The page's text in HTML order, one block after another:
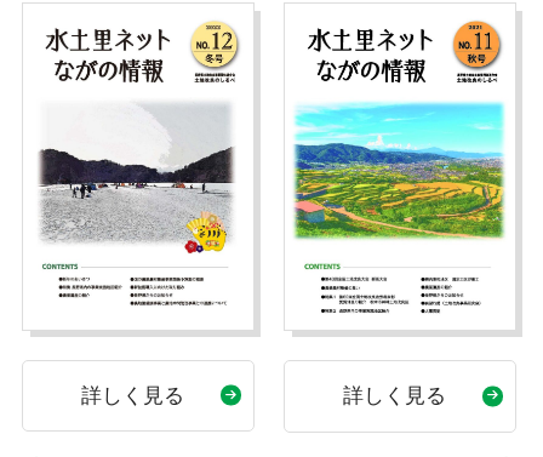
詳しく見る 詳しく見る